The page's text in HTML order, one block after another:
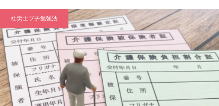
社労士プチ勉強法